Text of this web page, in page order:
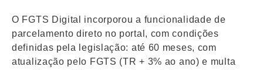
O FGTS Digital incorporou a funcionalidade de
parcelamento direto no portal, com condições
definidas pela legislação: até 60 meses, com
atualização pelo FGTS (TR + 3% ao ano) e multa